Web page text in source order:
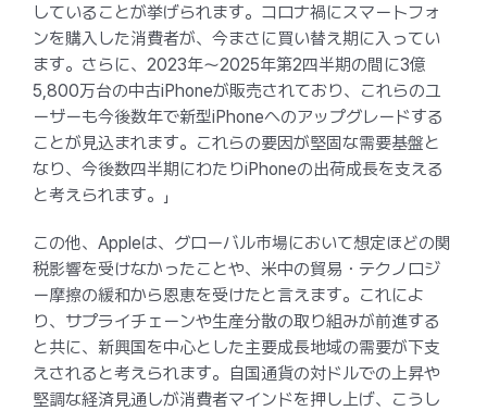
していることが挙げられます。コロナ禍にスマートフォ
ンを購入した消費者が、今まさに買い替え期に入ってい
ます。さらに、2023年〜2025年第2四半期の間に3億
5,800万台の中古iPhoneが販売されており、これらのユ
ーザーも今後数年で新型iPhoneへのアップグレードする
ことが見込まれます。これらの要因が堅固な需要基盤と
なり、今後数四半期にわたりiPhoneの出荷成長を支える
と考えられます。」
この他、Appleは、グローバル市場において想定ほどの関
税影響を受けなかったことや、米中の貿易・テクノロジ
ー摩擦の緩和から恩恵を受けたと言えます。これによ
り、サプライチェーンや生産分散の取り組みが前進する
と共に、新興国を中心とした主要成長地域の需要が下支
えされると考えられます。自国通貨の対ドルでの上昇や
堅調な経済見通しが消費者マインドを押し上げ、こうし